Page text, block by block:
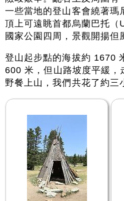
一些當地的登山客會繞著瑪
頂上可遠眺首都烏蘭巴托（
國家公園四周，景觀開揚但
登山起步點的海拔約 1670
600 米，但山路坡度平緩，
野餐上山，我們共花了約三